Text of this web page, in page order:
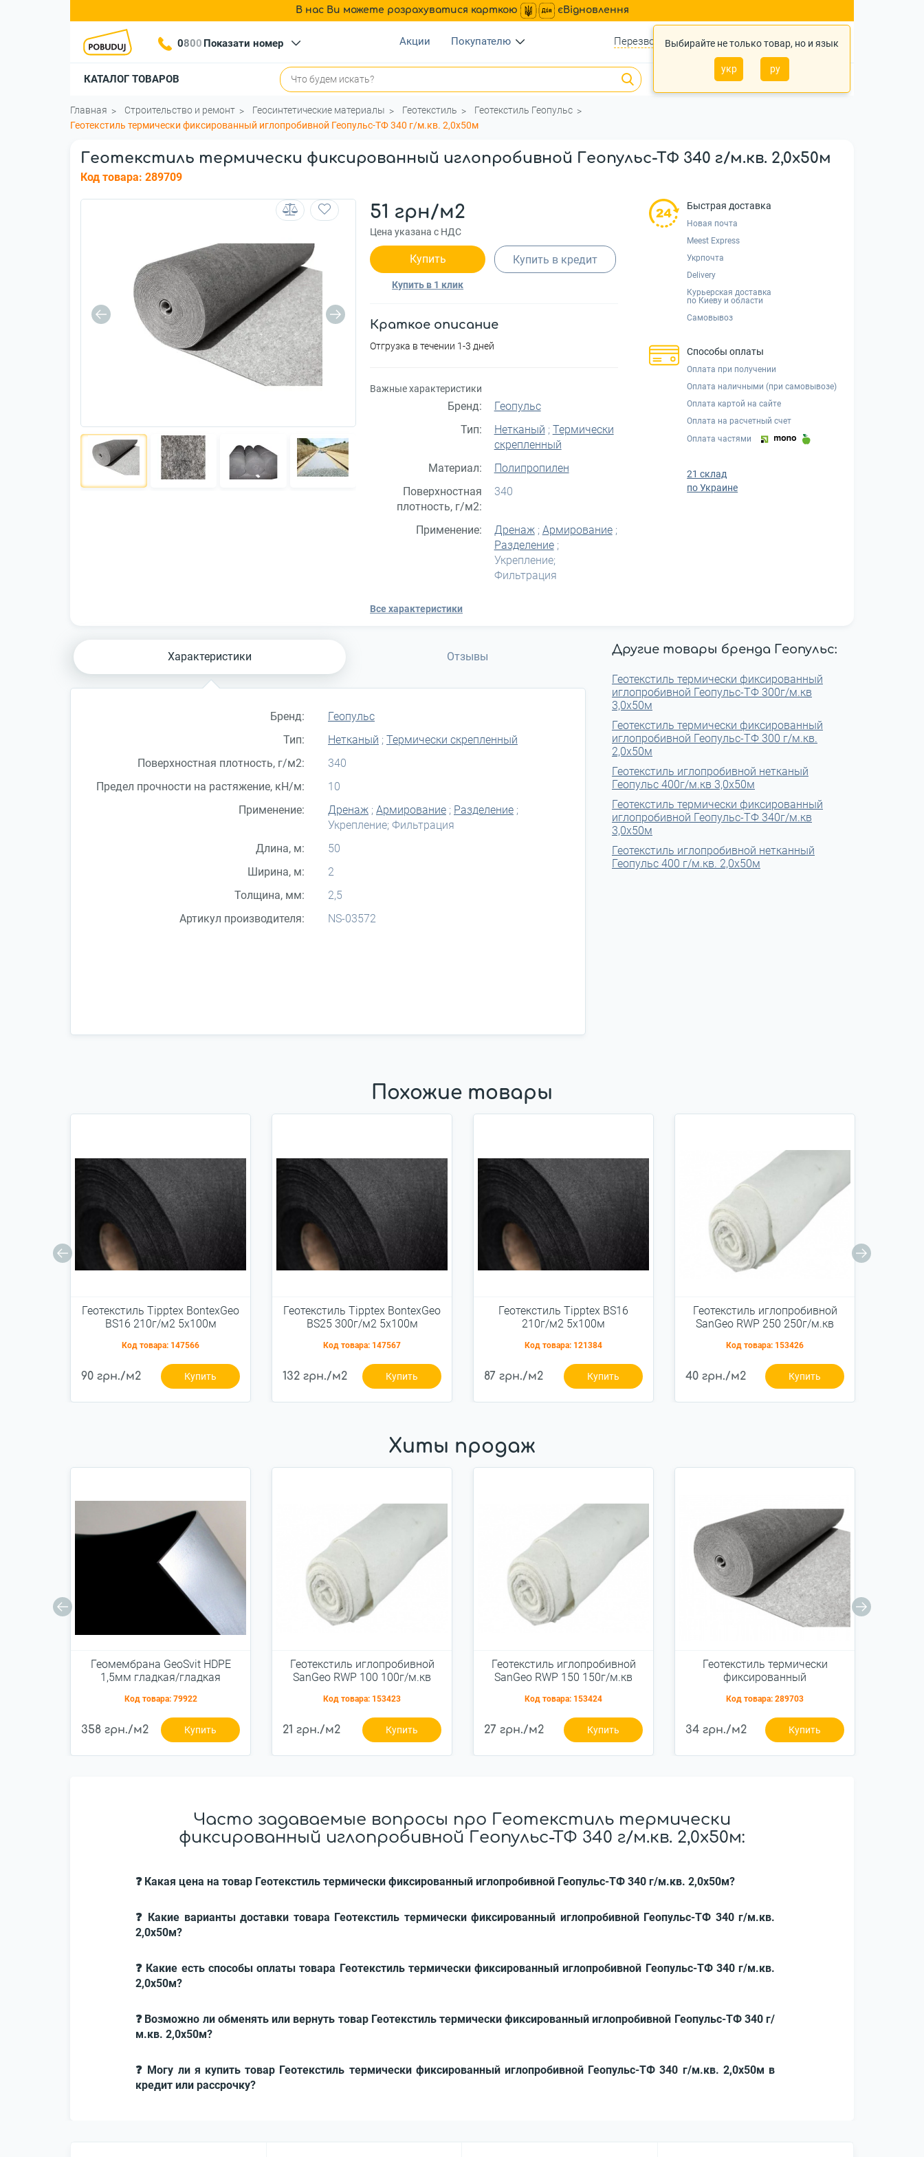
В нас Ви можете розрахуватися карткою єВідновлення
Выбирайте не только товар, но и язык
укр ру
0800 Показати номер Акции Покупателю Перезвонить? Войти Укр Ру
КАТАЛОГ ТОВАРОВ 0
Главная Строительство и ремонт Геосинтетические материалы Геотекстиль
Геотекстиль Геопульс
Геотекстиль термически фиксированный иглопробивной Геопульс-ТФ 340 г/м.кв. 2,0x50м
Геотекстиль термически фиксированный иглопробивной Геопульс-ТФ 340 г/м.кв. 2,0x50м
Код товара: 289709
51 грн/м2
Цена указана с НДС
Купить
Купить в 1 клик
Купить в кредит
Краткое описание
Отгрузка в течении 1-3 дней
Важные характеристики
Бренд:
Геопульс
Тип:
Нетканый ; Термически
скрепленный
Материал:
Полипропилен
Поверхностная
плотность, г/м2:
340
Применение: Дренаж; Армирование;
Разделение;
Укрепление;
Фильтрация
Все характеристики
Быстрая доставка
Новая почта
Meest Express
Укрпочта
Delivery
Курьерская доставка
по Киеву и области
Самовывоз
Способы оплаты
Оплата при получении
Оплата наличными (при самовывозе)
Оплата картой на сайте
Оплата на расчетный счет
Оплата частями
21 склад
по Украине
Характеристики Отзывы
Бренд:
Геопульс
Тип:
Нетканый ; Термически скрепленный
Поверхностная плотность, г/м2:
340
Предел прочности на растяжение, кН/м:
10
Применение:
Дренаж ; Армирование ; Разделение ;
Укрепление; Фильтрация
Длина, м:
50
Ширина, м:
2
Толщина, мм:
2,5
Артикул производителя:
NS-03572
Другие товары бренда Геопульс:
Геотекстиль термически фиксированный
иглопробивной Геопульс-ТФ 300г/м.кв
3,0x50м
Геотекстиль термически фиксированный
иглопробивной Геопульс-ТФ 300 г/м.кв.
2,0x50м
Геотекстиль иглопробивной нетканый
Геопульс 400г/м.кв 3,0x50м
Геотекстиль термически фиксированный
иглопробивной Геопульс-ТФ 340г/м.кв
3,0x50м
Геотекстиль иглопробивной нетканный
Геопульс 400 г/м.кв. 2,0x50м
Похожие товары
Геотекстиль Tipptex BontexGeo
BS16 210г/м2 5x100м
Код товара: 147566
90 грн./м2 Купить
Геотекстиль Tipptex BontexGeo
BS25 300г/м2 5x100м
Код товара: 147567
132 грн./м2 Купить
Геотекстиль Tipptex BS16
210г/м2 5x100м
Код товара: 121384
87 грн./м2 Купить
Геотекстиль иглопробивной
SanGeo RWP 250 250г/м.кв
Код товара: 153426
40 грн./м2 Купить
Хиты продаж
Геомембрана GeoSvit HDPE
1,5мм гладкая/гладкая
Код товара: 79922
358 грн./м2 Купить
Геотекстиль иглопробивной
SanGeo RWP 100 100г/м.кв
Код товара: 153423
21 грн./м2 Купить
Геотекстиль иглопробивной
SanGeo RWP 150 150г/м.кв
Код товара: 153424
27 грн./м2 Купить
Геотекстиль термически
фиксированный
200 г/м.кв. 2,0x50м
Код товара: 289703
34 грн./м2 Купить
Часто задаваемые вопросы про Геотекстиль термически
фиксированный иглопробивной Геопульс-ТФ 340 г/м.кв. 2,0x50м:
❓ Какая цена на товар Геотекстиль термически фиксированный иглопробивной Геопульс-ТФ 340 г/м.кв. 2,0x50м?
❓ Какие варианты доставки товара Геотекстиль термически фиксированный иглопробивной Геопульс-ТФ 340 г/м.кв.
2,0x50м?
❓ Какие есть способы оплаты товара Геотекстиль термически фиксированный иглопробивной Геопульс-ТФ 340 г/м.кв.
2,0x50м?
❓ Возможно ли обменять или вернуть товар Геотекстиль термически фиксированный иглопробивной Геопульс-ТФ 340 г/
м.кв. 2,0x50м?
❓ Могу ли я купить товар Геотекстиль термически фиксированный иглопробивной Геопульс-ТФ 340 г/м.кв. 2,0x50м в
кредит или рассрочку?